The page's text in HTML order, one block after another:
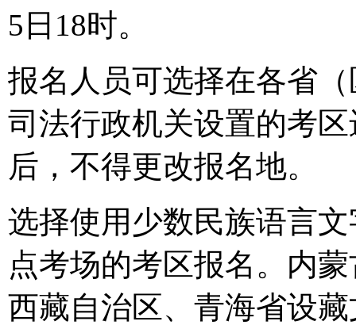
5日18时。
报名人员可选择在各省
司法行政机关设置的考
后，不得更改报名地。
选择使用少数民族语言
点考场的考区报名。内
西藏自治区、青海省设